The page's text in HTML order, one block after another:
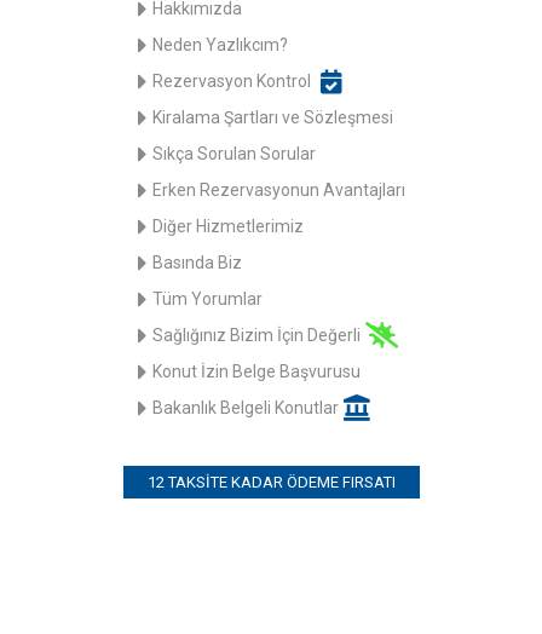
Hakkımızda
Neden Yazlıkcım?
Rezervasyon Kontrol
Kiralama Şartları ve Sözleşmesi
Sıkça Sorulan Sorular
Erken Rezervasyonun Avantajları
Diğer Hizmetlerimiz
Basında Biz
Tüm Yorumlar
Sağlığınız Bizim İçin Değerli
Konut İzin Belge Başvurusu
Bakanlık Belgeli Konutlar
12 TAKSITE KADAR ÖDEME FIRSATI